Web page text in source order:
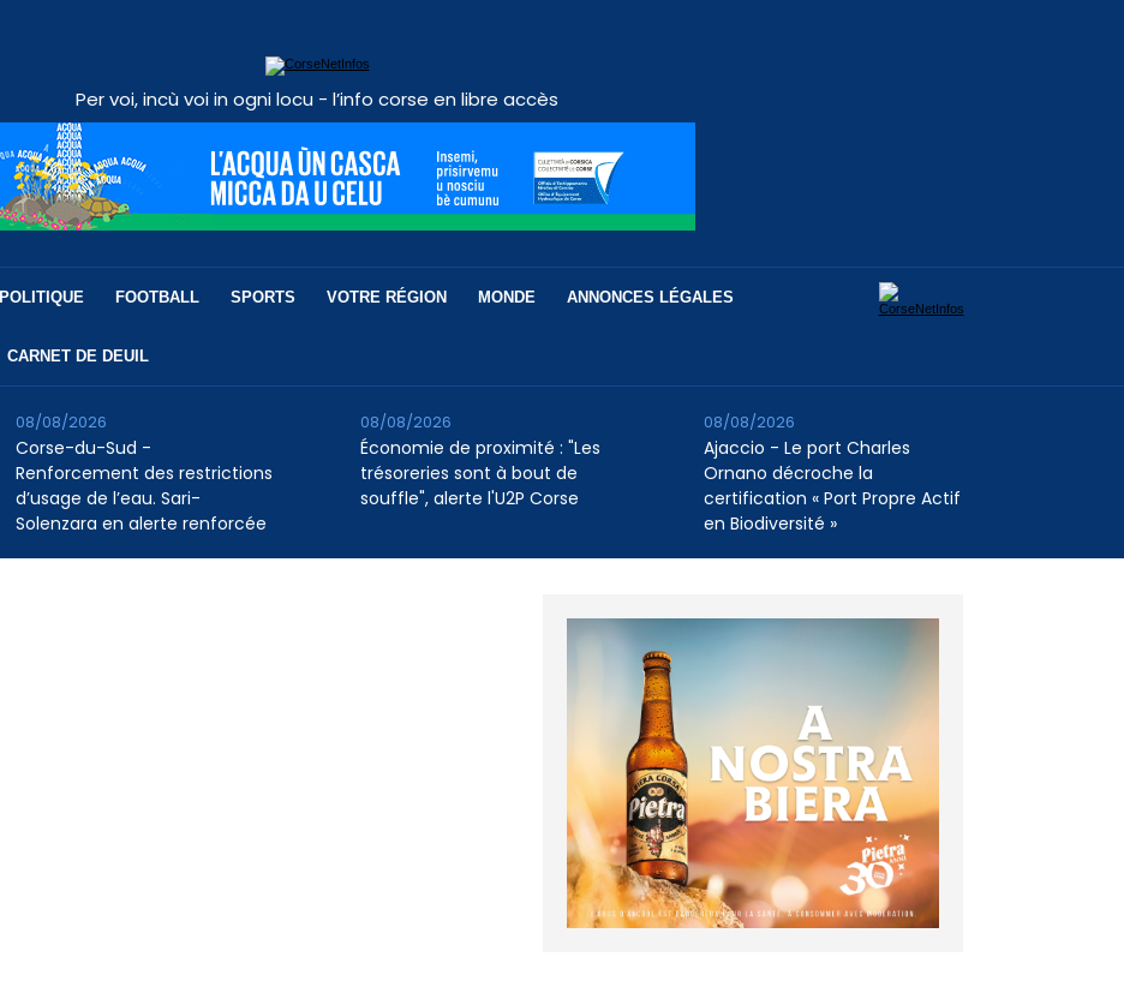
Per voi, incù voi in ogni locu - l’info corse en libre accès
POLITIQUE FOOTBALL SPORTS VOTRE RÉGION MONDE ANNONCES LÉGALES
CARNET DE DEUIL
Corse-du-Sud -
Renforcement des restrictions
d’usage de l’eau. Sari-
Solenzara en alerte renforcée
08/08/2026
Économie de proximité : "Les
trésoreries sont à bout de
souffle", alerte l'U2P Corse
08/08/2026
Ajaccio - Le port Charles
Ornano décroche la
certification « Port Propre Actif
en Biodiversité »
08/08/2026